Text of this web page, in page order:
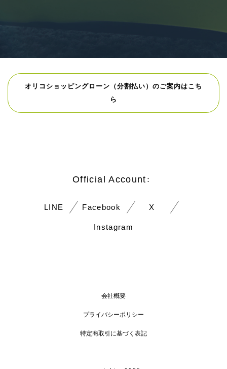
オリコショッピングローン（分割払い）のご案内はこち
ら
Official Account：
LINE Facebook X
Instagram
会社概要
プライバシーポリシー
特定商取引に基づく表記